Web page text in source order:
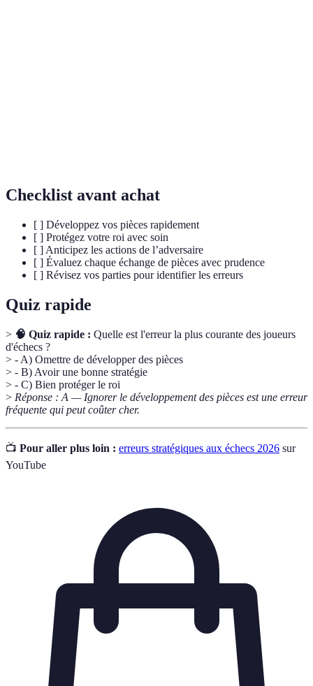
Checklist avant achat
[ ] Développez vos pièces rapidement
[ ] Protégez votre roi avec soin
[ ] Anticipez les actions de l’adversaire
[ ] Évaluez chaque échange de pièces avec prudence
[ ] Révisez vos parties pour identifier les erreurs
Quiz rapide
> 🧠 Quiz rapide : Quelle est l'erreur la plus courante des joueurs
d'échecs ?
> - A) Omettre de développer des pièces
> - B) Avoir une bonne stratégie
> - C) Bien protéger le roi
> Réponse : A — Ignorer le développement des pièces est une erreur
fréquente qui peut coûter cher.
📺 Pour aller plus loin : erreurs stratégiques aux échecs 2026 sur
YouTube